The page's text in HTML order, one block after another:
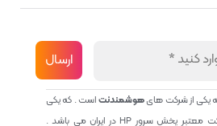
یکی از شرکت هایهوشمندنتاست . که یکی
شناخته ترین و یکی از شرکت معتبر پخش سرور HP در ایران می باشد .